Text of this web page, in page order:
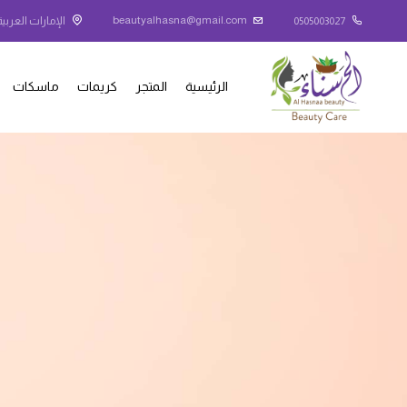
0505003027
beautyalhasna@gmail.com الإمارات
الرئيسية المتجر كريمات ماسكات